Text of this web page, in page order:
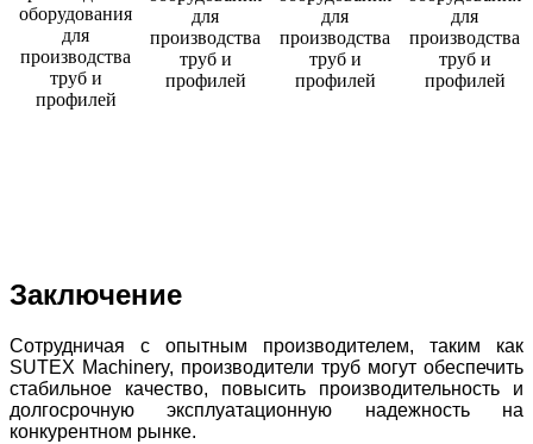
Заключение
Сотрудничая с опытным производителем, таким как
SUTEX Machinery, производители труб могут обеспечить
стабильное качество, повысить производительность и
долгосрочную эксплуатационную надежность на
конкурентном рынке.